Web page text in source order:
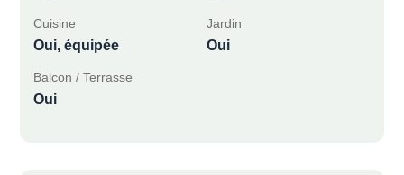
Cuisine
Oui, équipée
Jardin
Oui
Balcon / Terrasse
Oui